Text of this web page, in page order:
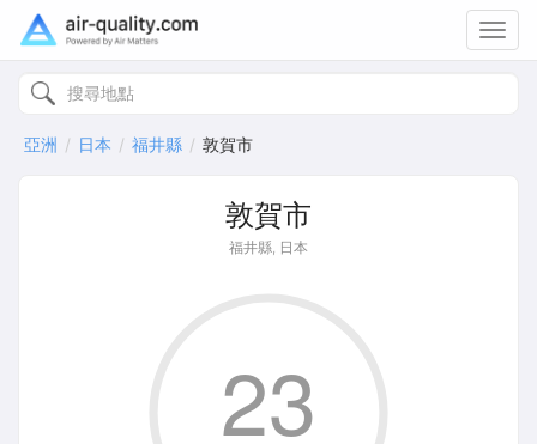
亞洲 日本 福井縣 敦賀市
敦賀市
福井縣, 日本
23